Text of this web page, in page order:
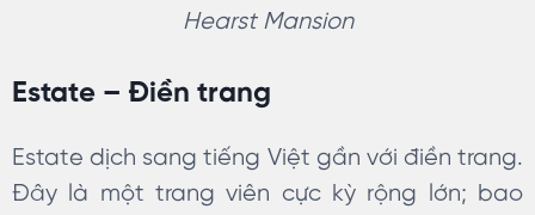
Hearst Mansion
Estate – Điền trang
Estate dịch sang tiếng Việt gần với điền trang.
Đây là một trang viên cực kỳ rộng lớn; bao